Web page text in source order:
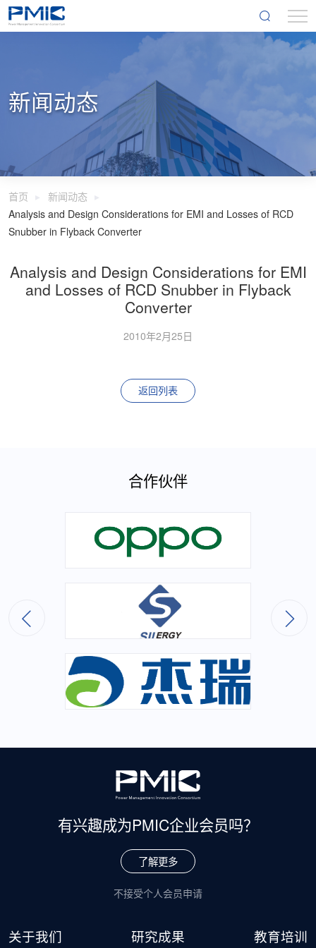
新闻动态
首页
新闻动态
Analysis and Design Considerations for EMI and Losses of RCD
Snubber in Flyback Converter
Analysis and Design Considerations for EMI
and Losses of RCD Snubber in Flyback
Converter
2010年2月25日
返回列表
合作伙伴
有兴趣成为PMIC企业会员吗？
了解更多
不接受个人会员申请
关于我们 研究成果 教育培训